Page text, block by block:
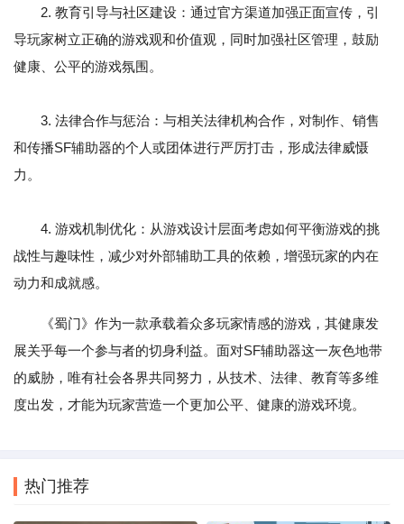
2. 教育引导与社区建设：通过官方渠道加强正面宣传，引
导玩家树立正确的游戏观和价值观，同时加强社区管理，鼓励
健康、公平的游戏氛围。
3. 法律合作与惩治：与相关法律机构合作，对制作、销售
和传播SF辅助器的个人或团体进行严厉打击，形成法律威慑
力。
4. 游戏机制优化：从游戏设计层面考虑如何平衡游戏的挑
战性与趣味性，减少对外部辅助工具的依赖，增强玩家的内在
动力和成就感。
《蜀门》作为一款承载着众多玩家情感的游戏，其健康发
展关乎每一个参与者的切身利益。面对SF辅助器这一灰色地带
的威胁，唯有社会各界共同努力，从技术、法律、教育等多维
度出发，才能为玩家营造一个更加公平、健康的游戏环境。
热门推荐